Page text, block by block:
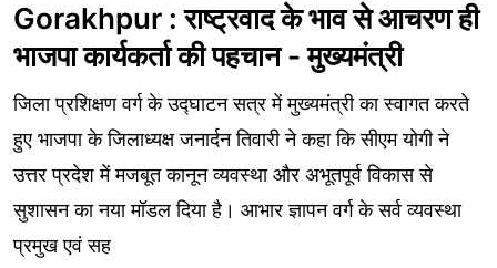
नई दिल्ली
टेक्नोलॉजी / बिजनेस
वायरल न्यूज़
Gorakhpur : राष्ट्रवाद के भाव से आचरण ही
भाजपा कार्यकर्ता की पहचान - मुख्यमंत्री
जिला प्रशिक्षण वर्ग के उद्घाटन सत्र में मुख्यमंत्री का स्वागत करते
हुए भाजपा के जिलाध्यक्ष जनार्दन तिवारी ने कहा कि सीएम योगी ने
उत्तर प्रदेश में मजबूत कानून व्यवस्था और अभूतपूर्व विकास से
सुशासन का नया मॉडल दिया है। आभार ज्ञापन वर्ग के सर्व व्यवस्था
प्रमुख एवं सह